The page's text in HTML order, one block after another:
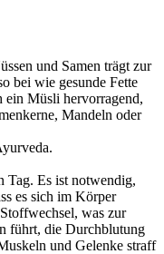
und Samen trägt zur
bei wie gesunde Fette
ein Müsli hervorragend,
Mandeln oder
Tag. Es ist notwendig,
es sich im Körper
was zur
führt, die Durchblutung
und Gelenke straff